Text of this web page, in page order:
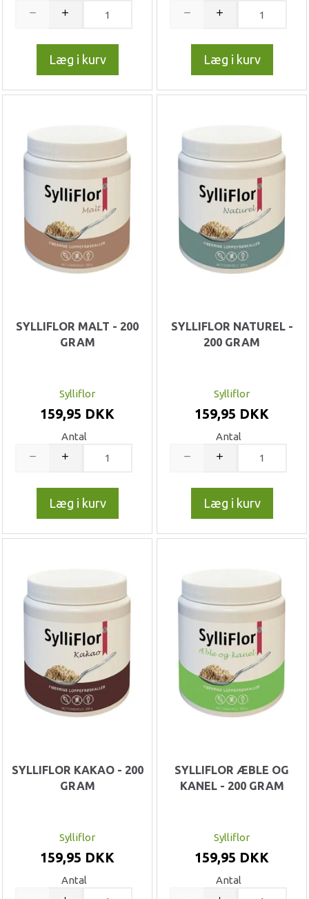
Læg i kurv Læg i kurv
SYLLIFLOR MALT - 200
GRAM
Sylliflor
159,95 DKK
Antal
Læg i kurv
SYLLIFLOR NATUREL -
200 GRAM
Sylliflor
159,95 DKK
Antal
Læg i kurv
SYLLIFLOR KAKAO - 200
GRAM
Sylliflor
159,95 DKK
Antal
SYLLIFLOR ÆBLE OG
KANEL - 200 GRAM
Sylliflor
159,95 DKK
Antal